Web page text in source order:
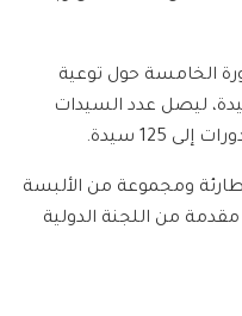
الخامسة حول توعية
الحوامل واستهدفت 25 سيدة، ليصل عدد السيدات
125 سيدة.
ومجموعة من الألبسة
من اللجنة الدولية